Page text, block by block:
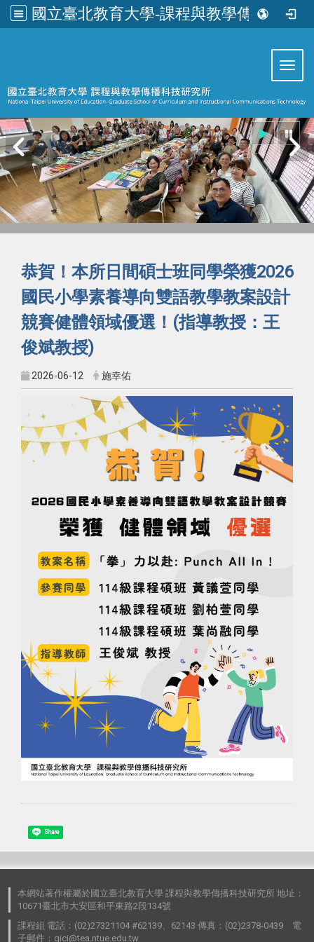
國立臺北教育大學-課程與教學傳播科技研究所
恭賀！本所日間碩士班同學榮獲2026
國民小學素養導向雙語教學教案設計
競賽健體領域優選！(指導教授：王
俊斌教授)
2026-06-12 施幸佑
Share
本網站著作權屬於國立臺北教育大學 課程與教學傳播科技研究所 地址：
10671臺北市大安區和平東路2段134號
課程組 電話：(02)27321104 #62139、62143 傳真：(02)2378-0439 電
子郵件：gici@tea.ntue.edu.tw